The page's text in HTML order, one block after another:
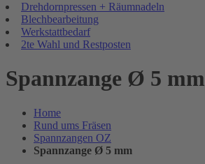
Drehdornpressen + Räumnadeln
Blechbearbeitung
Werkstattbedarf
2te Wahl und Restposten
Spannzange Ø 5 mm
Home
Rund ums Fräsen
Spannzangen OZ
Spannzange Ø 5 mm